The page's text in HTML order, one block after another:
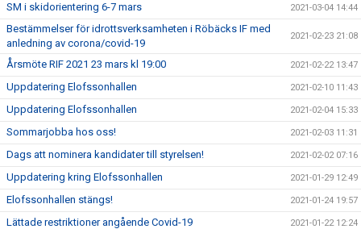
SM i skidorientering 6-7 mars 2021-03-04 14:44
Bestämmelser för idrottsverksamheten i Röbäcks IF med
anledning av corona/covid-19
2021-02-23 21:08
Årsmöte RIF 2021 23 mars kl 19:00 2021-02-22 13:47
Uppdatering Elofssonhallen 2021-02-10 11:43
Uppdatering Elofssonhallen 2021-02-04 15:33
Sommarjobba hos oss! 2021-02-03 11:31
Dags att nominera kandidater till styrelsen! 2021-02-02 07:16
Uppdatering kring Elofssonhallen 2021-01-29 12:49
Elofssonhallen stängs! 2021-01-24 19:57
Lättade restriktioner angående Covid-19 2021-01-22 12:24